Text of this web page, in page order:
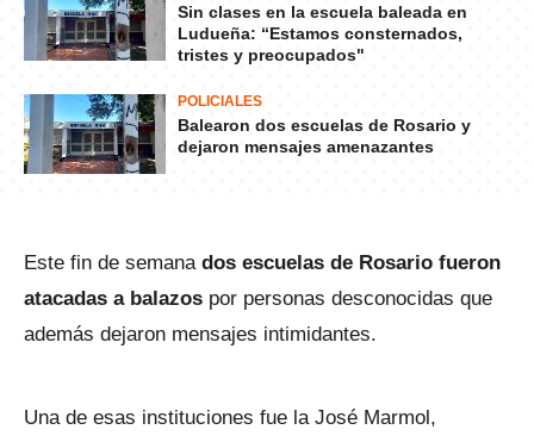
Sin clases en la escuela baleada en
Ludueña: “Estamos consternados,
tristes y preocupados"
POLICIALES
Balearon dos escuelas de Rosario y
dejaron mensajes amenazantes
Este fin de semana dos escuelas de Rosario fueron
atacadas a balazos por personas desconocidas que
además dejaron mensajes intimidantes.
Una de esas instituciones fue la José Marmol,